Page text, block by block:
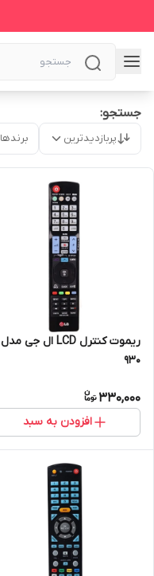
جستجو:
پربازدیدترین برندها
ریموت کنترل LCD ال جی مدل
930
330,000
افزودن به سبد